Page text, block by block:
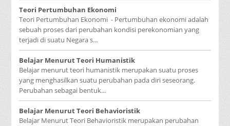
Teori Pertumbuhan Ekonomi
Teori Pertumbuhan Ekonomi - Pertumbuhan ekonomi adalah
sebuah proses dari perubahan kondisi perekonomian yang
terjadi di suatu Negara s...
Belajar Menurut Teori Humanistik
Belajar menurut teori humanistik merupakan suatu proses
yang menghasilkan suatu perubahan pada diri seseorang.
Perubahan sebagai bentuk...
Belajar Menurut Teori Behavioristik
Belajar Menurut Teori Behavioristik merupakan perubahan